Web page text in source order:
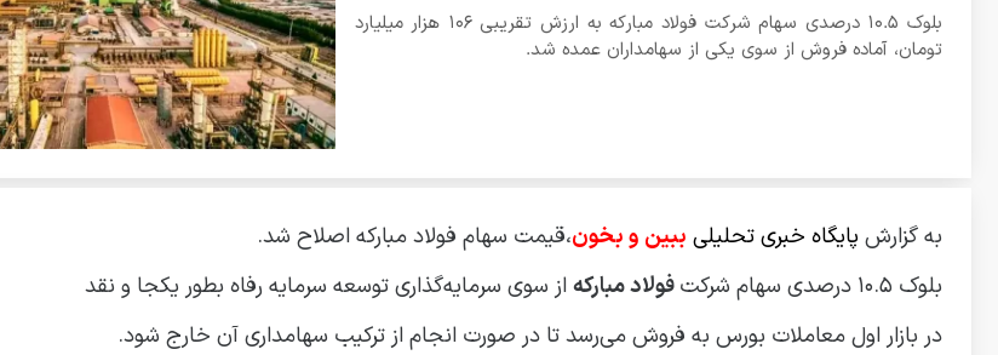
بلوک ۱۰.۵ درصدی سهام شرکت فولاد مبارکه به ارزش تقریبی ۱۰6 هزار میلیارد
تومان، آماده فروش از سوی یکی از سهامداران عمده شد.
به گزارش پایگاه خبری تحلیلی ببین و بخون،قیمت سهام فولاد مبارکه اصلاح شد.
بلوک ۱۰.۵ درصدی سهام شرکت
فولاد مبارکهاز سوی سرمایه‌گذاری توسعه سرمایه رفاه بطور یکجا و نقد
در بازار اول معاملات بورس به فروش می‌رسد تا در صورت انجام از ترکیب سهامداری آن خارج شود.